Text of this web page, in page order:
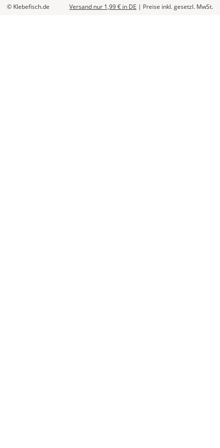
Die
© Klebefisch.de Versand nur 1,99 € in DE | Preise inkl. gesetzl. MwSt.